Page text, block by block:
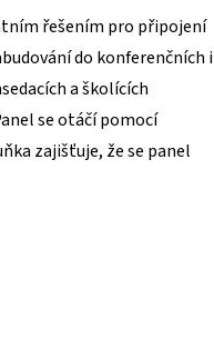
řešením pro připojení
do konferenčních i
a školících
se otáčí pomocí
zajišťuje, že se panel